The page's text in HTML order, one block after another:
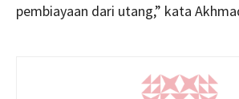
pembiayaan dari utang,” kata